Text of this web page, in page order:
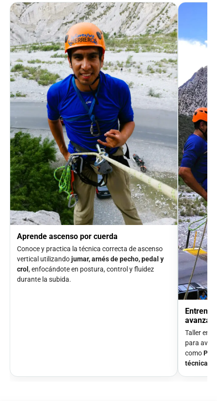
Aprende ascenso por cuerda
Conoce y practica la técnica correcta de ascenso
vertical utilizandojumar, arnés de pecho, pedal y
crol , enfocándote en postura, control y fluidez
durante la subida.
Taller
para
como
técnica